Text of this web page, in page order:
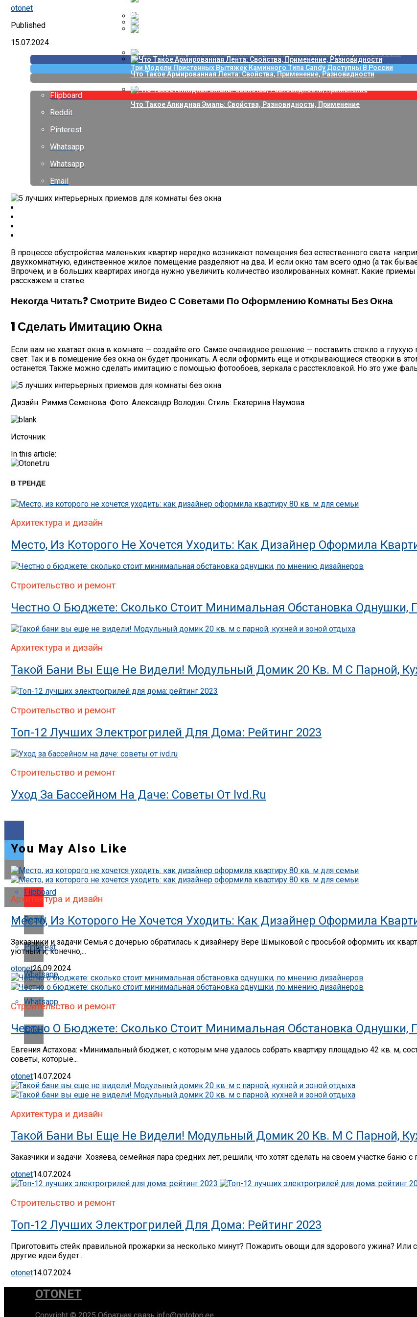
Дизайн Гостиной-2022: 55 Фото Интерьеров Зала, Модные Тенденции
Три Модели Пристенных Вытяжек Каминного Типа Candy Доступны В России
Идеи Для Маленькой Прихожей: Как Оформить И Обставить Пространство
Что Такое Армированная Лента: Свойства, Применение, Разновидности
Что Такое Алкидная Эмаль: Свойства, Разновидности, Применение
otonet
Published
15.07.2024
Flipboard
Reddit
Pinterest
Whatsapp
Whatsapp
Email
В процессе обустройства маленьких квартир нередко возникают помещения без естественного света:
двухкомнатную, единственное жилое помещение разделяют на два. И если окно там всего одно (а так
Впрочем, и в больших квартирах иногда нужно увеличить количество изолированных комнат. Какие
расскажем в статье.
Некогда Читать? Смотрите Видео С Советами По Оформлению Комнаты Без Окна
1 Сделать Имитацию Окна
Если вам не хватает окна в комнате — создайте его. Самое очевидное решение — поставить стекло в
свет. Так и в помещение без окна он будет проникать. А если оформить еще и открывающиеся створки в
останется. Также можно сделать имитацию с помощью фотообоев, зеркала с расстекловкой. Но это уже
Дизайн: Римма Семенова. Фото: Александр Володин. Стиль: Екатерина Наумова
Источник
In this article:
В ТРЕНДЕ
Архитектура и дизайн
Место, Из Которого Не Хочется Уходить: Как Дизайнер Оформила
Строительство и ремонт
Честно О Бюджете: Сколько Стоит Минимальная Обстановка
Архитектура и дизайн
Такой Бани Вы Еще Не Видели! Модульный Домик 20 Кв. М С Парной,
Строительство и ремонт
Топ-12 Лучших Электрогрилей Для Дома: Рейтинг 2023
Строительство и ремонт
Уход За Бассейном На Даче: Советы От Ivd.ru
Flipboard
Reddit
Pinterest
Whatsapp
Whatsapp
Email
You May Also Like
Архитектура и дизайн
Место, Из Которого Не Хочется Уходить: Как Дизайнер Оформила
Заказчики и задачи Семья с дочерью обратилась к дизайнеру Вере Шмыковой с просьбой оформить их
уютный и, конечно,...
otonet26.09.2024
Строительство и ремонт
Честно О Бюджете: Сколько Стоит Минимальная Обстановка
Евгения Астахова: «Минимальный бюджет, с которым мне удалось собрать квартиру площадью 42 кв. м,
советы, которые...
otonet14.07.2024
Архитектура и дизайн
Такой Бани Вы Еще Не Видели! Модульный Домик 20 Кв. М С Парной,
Заказчики и задачи Хозяева, семейная пара средних лет, решили, что хотят сделать на своем участке баню
otonet14.07.2024
Строительство и ремонт
Топ-12 Лучших Электрогрилей Для Дома: Рейтинг 2023
Приготовить стейк правильной прожарки за несколько минут? Пожарить овощи для здорового ужина? Или
другие идеи будет...
otonet14.07.2024
OTONET